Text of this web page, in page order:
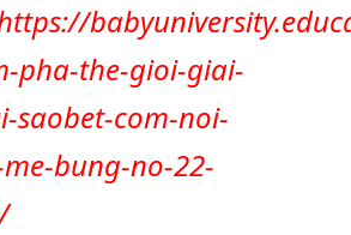
pha-the-gioi-giai-
saobet-com-noi-
bung-no-22-